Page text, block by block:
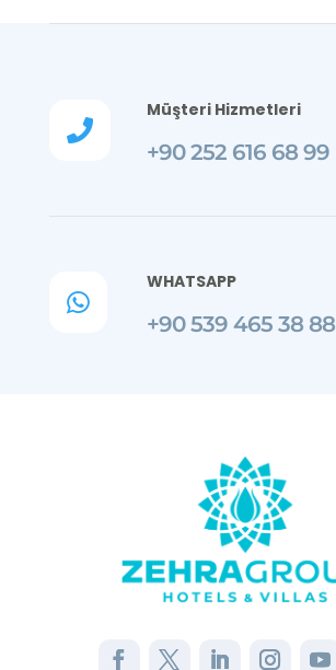

Müşteri Hizmetleri
+90 252 616 68 99

WHATSAPP
+90 539 465 38 88